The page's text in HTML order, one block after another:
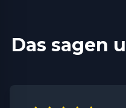
Das sagen